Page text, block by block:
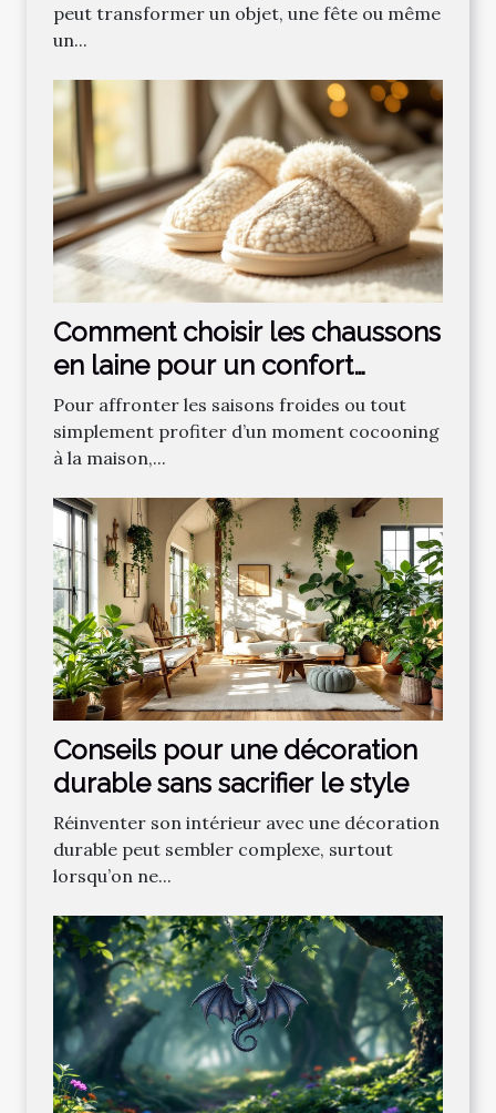
peut transformer un objet, une fête ou même
un...
Comment choisir les chaussons
en laine pour un confort
optimal ?
Pour affronter les saisons froides ou tout
simplement profiter d’un moment cocooning
à la maison,...
Conseils pour une décoration
durable sans sacrifier le style
Réinventer son intérieur avec une décoration
durable peut sembler complexe, surtout
lorsqu’on ne...